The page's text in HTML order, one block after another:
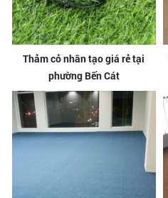
Thảm cỏ nhân tạo giá rẻ tại
phường Bến Cát